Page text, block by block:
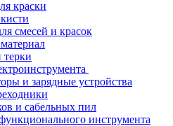
краски
смесей и красок
и зарядные устройства
и сабельных пил
инструмента